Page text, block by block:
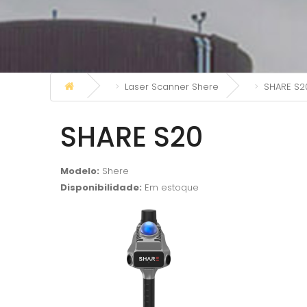
Laser Scanner Shere SHARE
SHARE S20
Modelo: Shere
Disponibilidade: Em estoque